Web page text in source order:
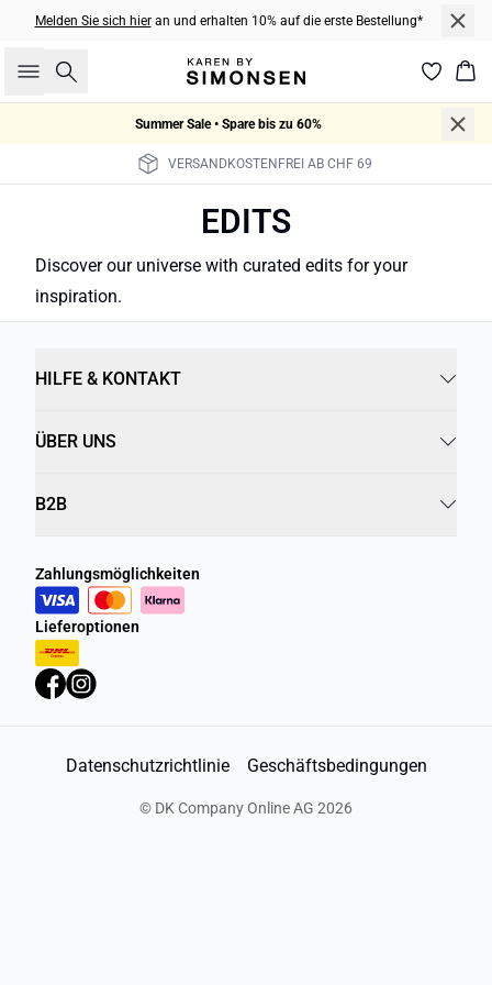
Melden Sie sich hieran und erhalten 10% auf die erste Bestellung*
Suche
Summer Sale • Spare bis zu 60%
VERSANDKOSTENFREI AB CHF 69
EDITS
Discover our universe with curated edits for your
inspiration.
Party era
City pulse
The workwear edit
Monday to Sunday
At the seaside
Journal from Rome
HILFE & KONTAKT
ÜBER UNS
B2B
Zahlungsmöglichkeiten
Lieferoptionen
Datenschutzrichtlinie Geschäftsbedingungen
© DK Company Online AG 2026